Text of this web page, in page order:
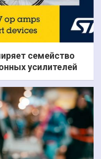
семейство
усилителей